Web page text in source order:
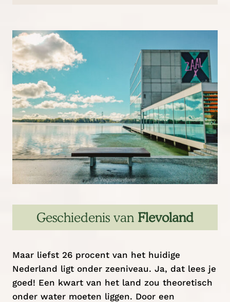
Geschiedenis van Flevoland
Maar liefst 26 procent van het huidige
Nederland ligt onder zeeniveau. Ja, dat lees je
goed! Een kwart van het land zou theoretisch
onder water moeten liggen. Door een